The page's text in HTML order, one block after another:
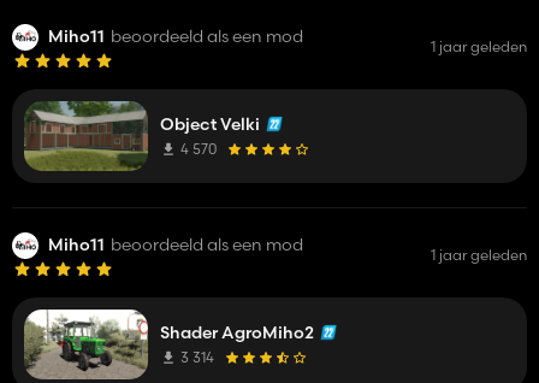
Miho11 beoordeeld als een mod 1 jaar geleden
Object Velki
4 570
Miho11 beoordeeld als een mod 1 jaar geleden
Shader AgroMiho2
3 314